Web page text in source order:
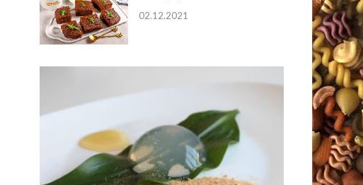
02.12.2021